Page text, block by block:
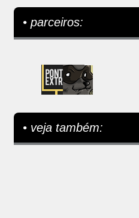
• parceiros:
• veja também: